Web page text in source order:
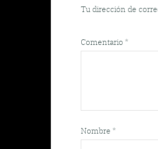
Tu dirección de
Comentario *
Nombre *